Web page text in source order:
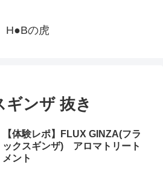
H●Bの虎
ギンザ 抜き
【体験レポ】FLUX GINZA(フラ
ックスギンザ) アロマトリート
メント